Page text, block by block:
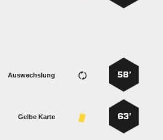
58’
Auswechslung
63’
Gelbe Karte